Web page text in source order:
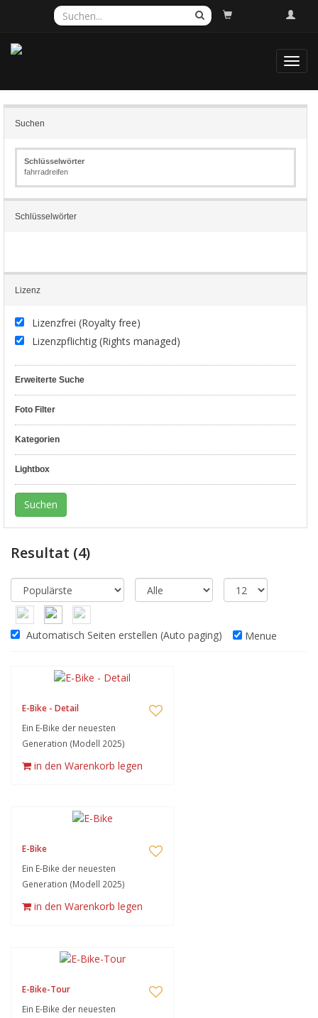
Suchen
Schlüsselwörter
fahrradreifen
Schlüsselwörter
Lizenz
Lizenzfrei (Royalty free)
Lizenzpflichtig (Rights managed)
Erweiterte Suche
Foto Filter
Kategorien
Lightbox
Resultat (4)
Automatisch Seiten erstellen (Auto paging) Menue
E-Bike - Detail
Ein E-Bike der neuesten
Generation (Modell 2025)
in den Warenkorb legen
E-Bike
Ein E-Bike der neuesten
Generation (Modell 2025)
in den Warenkorb legen
E-Bike-Tour
Ein E-Bike der neuesten